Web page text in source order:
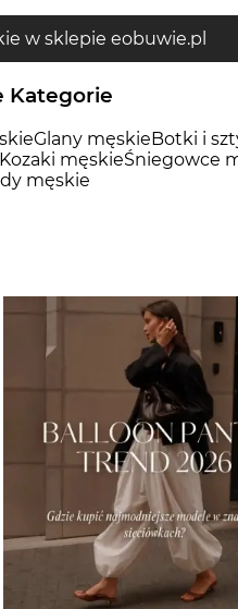
Sprawdź Sneakersy męskie w sklepie eobuwie.pl
Kategorie
Glany męskieBotki i
Kozaki męskieŚniegowce
męskie